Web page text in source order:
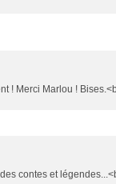
! Merci Marlou !
contes et